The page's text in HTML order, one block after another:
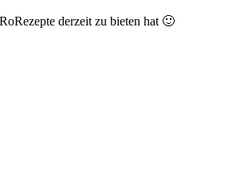
derzeit zu bieten hat 🙂